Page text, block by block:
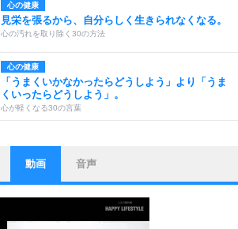
心の健康
見栄を張るから、自分らしく生きられなくなる。
心の汚れを取り除く30の方法
心の健康
「うまくいかなかったらどうしよう」より「うま
くいったらどうしよう」。
心が軽くなる30の言葉
ストレス対策
他人と比べない。
いっそのこと、他人を見ない。
いらいらしない人になる30の方法
動画 音声